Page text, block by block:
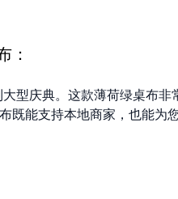
：
型庆典。这款薄荷绿桌布
既能支持本地商家，也能为